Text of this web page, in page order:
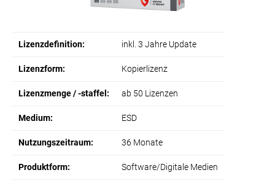
Lizenzdefinition: inkl. 3 Jahre Update
Lizenzform: Kopierlizenz
Lizenzmenge / -staffel: ab 50 Lizenzen
Medium: ESD
Nutzungszeitraum: 36 Monate
Produktform: Software/Digitale Medien